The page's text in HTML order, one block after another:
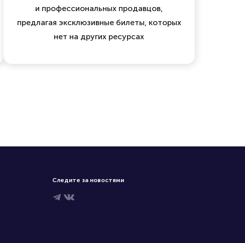
и профессиональных продавцов,
предлагая эксклюзивные билеты, которых
нет на других ресурсах
Следите за новостями